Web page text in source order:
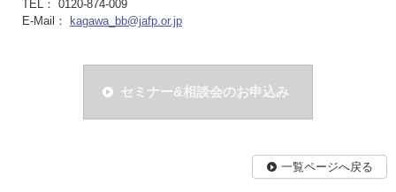
TEL： 0120-874-009
E-Mail：
kagawa_bb@jafp.or.jp
セミナー&相談会のお申込み
一覧ページへ戻る